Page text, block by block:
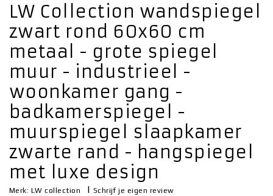
LW Collection wandspiegel
zwart rond 60x60 cm
metaal - grote spiegel
muur - industrieel -
woonkamer gang -
badkamerspiegel -
muurspiegel slaapkamer
zwarte rand - hangspiegel
met luxe design
Merk: LW collection | Schrijf je eigen review